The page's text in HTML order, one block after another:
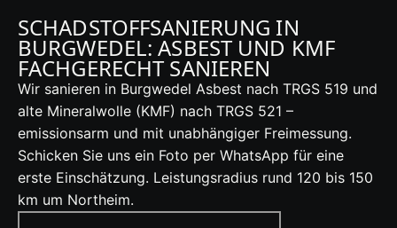
SCHADSTOFFSANIERUNG IN
BURGWEDEL: ASBEST UND KMF
FACHGERECHT SANIEREN
Wir sanieren in Burgwedel Asbest nach TRGS 519 und
alte Mineralwolle (KMF) nach TRGS 521 –
emissionsarm und mit unabhängiger Freimessung.
Schicken Sie uns ein Foto per WhatsApp für eine
erste Einschätzung. Leistungsradius rund 120 bis 150
km um Northeim.